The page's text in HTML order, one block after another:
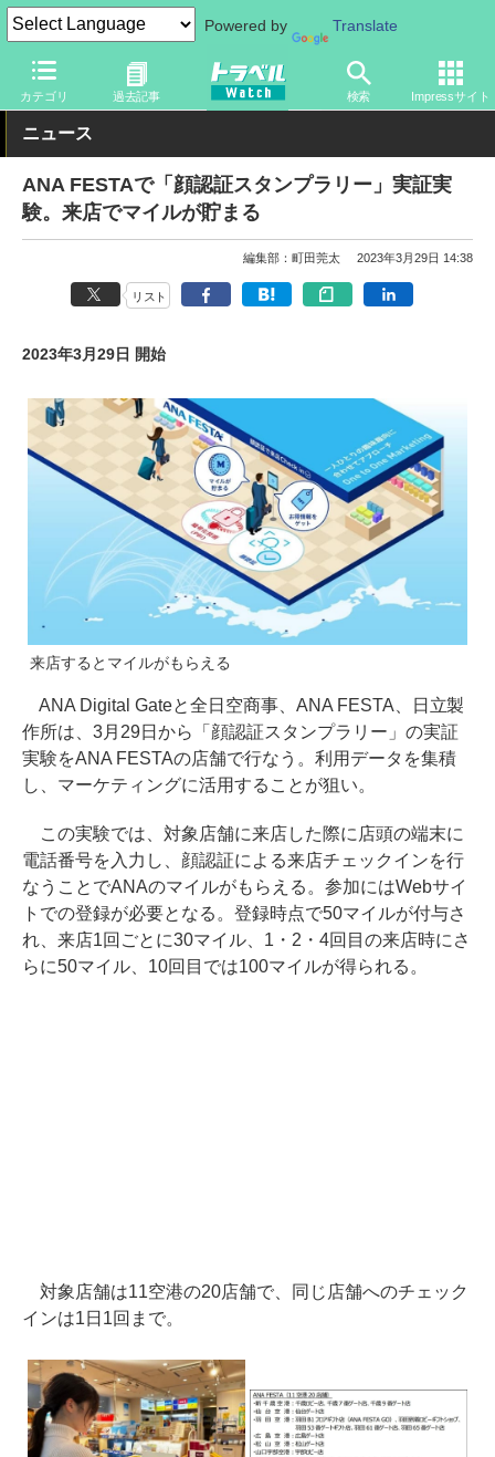
Powered by Translate
カテゴリ 過去記事 検索 Impressサイト
トラベル Watch 旅の方法 空旅 空港
ニュース
ANA FESTAで「顔認証スタンプラリー」実証実
験。来店でマイルが貯まる
編集部：町田莞太 2023年3月29日 14:38
リスト
2023年3月29日 開始
来店するとマイルがもらえる
ANA Digital Gateと全日空商事、ANA FESTA、日立製
作所は、3月29日から「顔認証スタンプラリー」の実証
実験をANA FESTAの店舗で行なう。利用データを集積
し、マーケティングに活用することが狙い。
この実験では、対象店舗に来店した際に店頭の端末に
電話番号を入力し、顔認証による来店チェックインを行
なうことでANAのマイルがもらえる。参加にはWebサイ
トでの登録が必要となる。登録時点で50マイルが付与さ
れ、来店1回ごとに30マイル、1・2・4回目の来店時にさ
らに50マイル、10回目では100マイルが得られる。
対象店舗は11空港の20店舗で、同じ店舗へのチェック
インは1日1回まで。